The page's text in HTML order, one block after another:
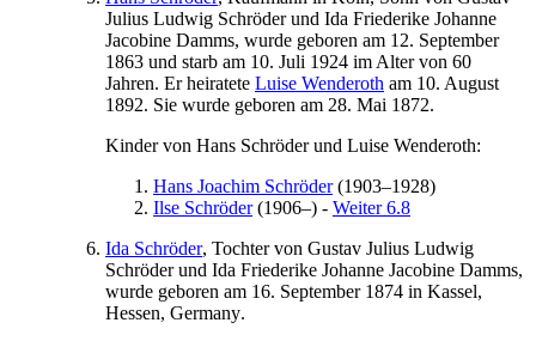
Julius Ludwig Schröderund Ida Friederike Johanne
Jacobine Damms, wurde geboren am 12. September
1863 und starb am 10. Juli 1924 im Alter von 60
Jahren. Er heiratete Luise Wenderoth am 10. August
1892. Sie wurde geboren am 28. Mai 1872.
Kinder von Hans Schröderund Luise Wenderoth:
Hans Joachim Schröder(1903–1928)
Ilse Schröder(1906–) - Weiter 6.8
Ida Schröder, Tochter von Gustav Julius Ludwig
Schröderund Ida Friederike Johanne Jacobine Damms,
wurde geboren am 16. September 1874 in Kassel,
Hessen, Germany.